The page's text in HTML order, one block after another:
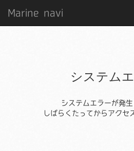
Marine navi
システム
システムエラーが発生
しばらくたってからアクセ